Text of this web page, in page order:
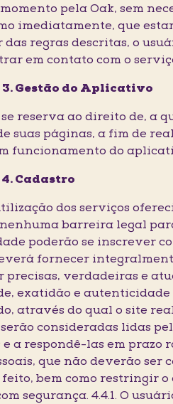
pela Oak, sem
imediatamente, que
das regras descritas, o
em contato com o
Gestão do Aplicativo
se reserva ao direito de, a
suas páginas, a fim de
funcionamento do
Cadastro
dos serviços
barreira legal para
poderão se inscrever
fornecer
precisas, verdadeiras e
exatidão e autenticidade
através do qual o site
consideradas lidas
a respondê-las em prazo
que não deverão
feito, bem como restringir
segurança. 4.4.1. O